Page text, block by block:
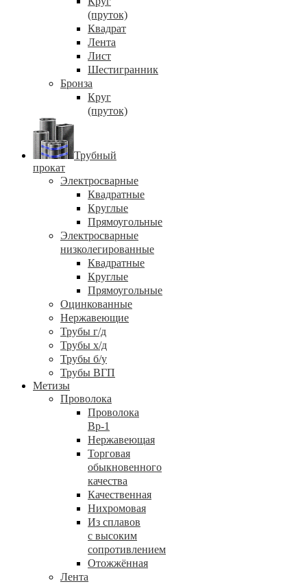
(пруток)
Квадрат
Лента
Лист
Шестигранник
Бронза
Круг
(пруток)
Трубный
прокат
Электросварные
Квадратные
Круглые
Прямоугольные
Электросварные
низколегированные
Квадратные
Круглые
Прямоугольные
Оцинкованные
Нержавеющие
Трубы г/д
Трубы х/д
Трубы б/у
Трубы ВГП
Метизы
Проволока
Проволока
Вр-1
Нержавеющая
Торговая
обыкновенного
качества
Качественная
Нихромовая
Из сплавов
с высоким
сопротивлением
Отожжённая
Лента